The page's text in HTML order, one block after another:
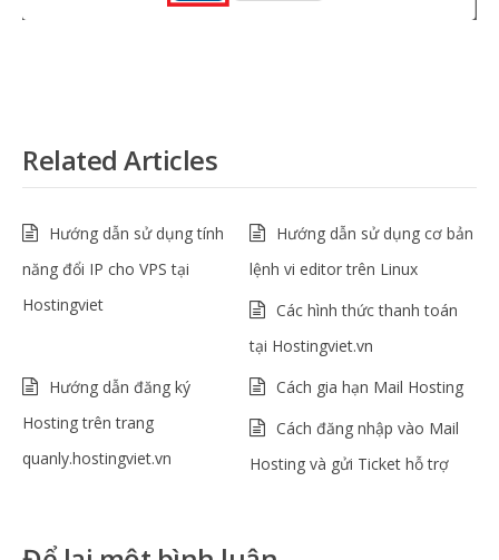
Related Articles
Hướng dẫn sử dụng tính
năng đổi IP cho VPS tại
Hostingviet
Hướng dẫn sử dụng cơ bản
lệnh vi editor trên Linux
Các hình thức thanh toán
tại Hostingviet.vn
Hướng dẫn đăng ký
Hosting trên trang
quanly.hostingviet.vn
Cách gia hạn Mail Hosting
Cách đăng nhập vào Mail
Hosting và gửi Ticket hỗ trợ